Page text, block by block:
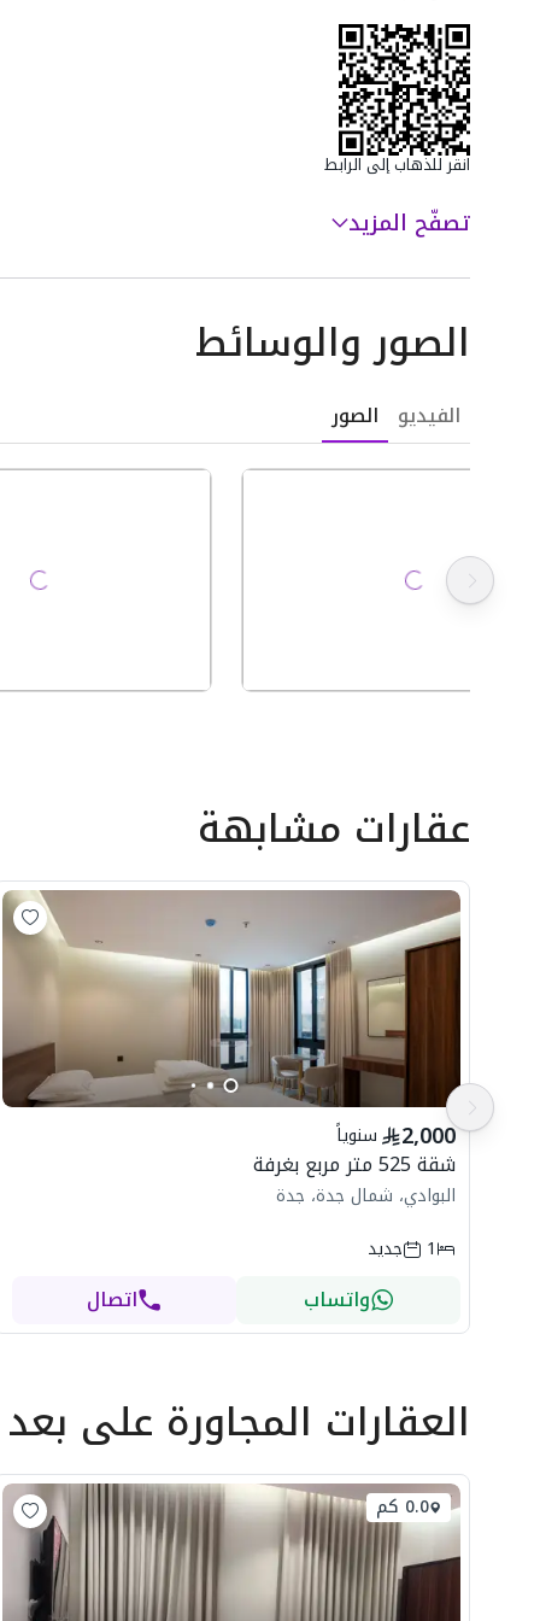
انقر للذهاب إلى الرابط
تصفّح المزيد
الصور والوسائط
الفيديو الصور
عقارات مشابهة
سنوياً 2,000
شقة 525 متر مربع بغرفة
البوادي، شمال جدة، جدة
1
جديد
واتساب اتصال
العقارات المجاورة على بعد
0.0 كم